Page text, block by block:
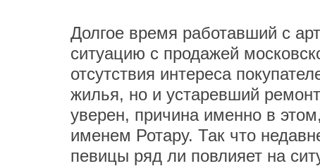
Долгое время работавший с
ситуацию с продажей
отсутствия интереса
жилья, но и устаревший
уверен, причина именно в
именем Ротару. Так что
певицы ряд ли повлияет на